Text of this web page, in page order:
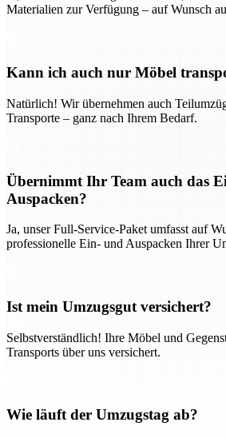
Materialien zur Verfügung – auf Wunsch
Kann ich auch nur Möbel
Natürlich! Wir übernehmen auch
Transporte – ganz nach Ihrem Bedarf.
Übernimmt Ihr Team auch das
Auspacken?
Ja, unser Full-Service-Paket umfasst auf
professionelle Ein- und Auspacken Ihrer
Ist mein Umzugsgut versichert?
Selbstverständlich! Ihre Möbel und
Transports über uns versichert.
Wie läuft der Umzugstag ab?